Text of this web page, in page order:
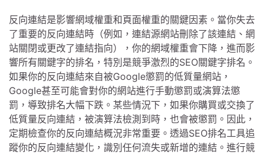
反向連結是影響網域權重和頁面權重的關鍵因素。當你失去
了重要的反向連結時（例如，連結源網站刪除了該連結、網
站關閉或更改了連結指向），你的網域權重會下降，進而影
響所有關鍵字的排名，特別是競爭激烈的SEO關鍵字排名。
如果你的反向連結來自被Google懲罰的低質量網站，
Google甚至可能會對你的網站進行手動懲罰或演算法懲
罰，導致排名大幅下跌。某些情況下，如果你購買或交換了
低質量反向連結，被演算法檢測到時，也會被懲罰。因此，
定期檢查你的反向連結概況非常重要。透過SEO排名工具追
蹤你的反向連結變化，識別任何流失或新增的連結。進行競